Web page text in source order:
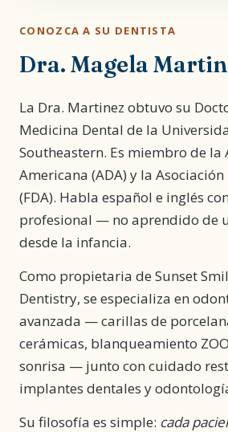
CONOZCA A SU DENTISTA
Dra. Magela
La Dra. Martinez obtuvo su
Medicina Dental de la
Southeastern. Es miembro de la
Americana (ADA) y la
(FDA). Habla español e inglés
profesional — no aprendido de
desde la infancia.
Como propietaria de Sunset
Dentistry, se especializa en
avanzada — carillas de
cerámicas, blanqueamiento
sonrisa — junto con cuidado
implantes dentales y
Su filosofía es simple: cada